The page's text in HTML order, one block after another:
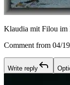
Klaudia mit Filou im
Comment from 04/
Write reply